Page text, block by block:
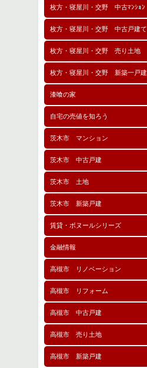
枚方・寝屋川・交野 中古ﾏﾝｼｮﾝ
枚方・寝屋川・交野 中古戸建て
枚方・寝屋川・交野 売り土地
枚方・寝屋川・交野 新築一戸建
漆喰の家
自宅の売値を知ろう
茨木市 マンション
茨木市 中古戸建
茨木市 土地
茨木市 新築戸建
賃貸・ボヌールシリーズ
金融情報
高槻市 リノベーション
高槻市 リフォーム
高槻市 中古戸建
高槻市 売り土地
高槻市 新築戸建